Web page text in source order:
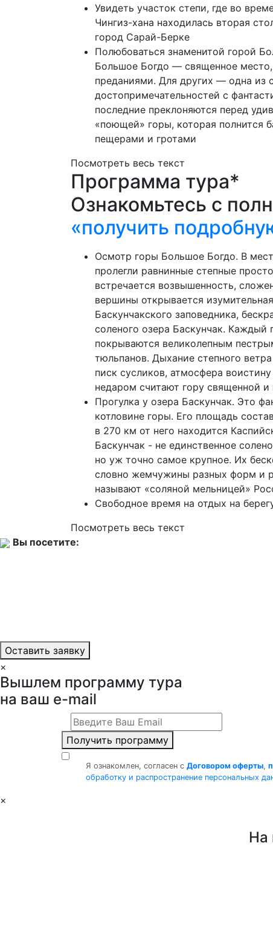
Увидеть участок степи, где во
Чингиз-хана находилась вторая
город Сарай-Берке
Полюбоваться знаменитой горой
Большое Богдо — священное место,
преданиями. Для других — одна из
достопримечательностей с
последние преклоняются перед
«поющей» горы, которая полнится
пещерами и гротами
Посмотреть весь текст
Программа тура*
Ознакомьтесь с
«получить
Осмотр горы Большое Богдо. В
пролегли равнинные степные
встречается возвышенность,
вершины открывается
Баскунчакского заповедника,
соленого озера Баскунчак. Каждый
покрываются великолепным
тюльпанов. Дыхание степного
писк сусликов, атмосфера
недаром считают гору священной
Прогулка у озера Баскунчак. Это
котловине горы. Его площадь
в 270 км от него находится
Баскунчак - не единственное
но уж точно самое крупное. Их
словно жемчужины разных форм и
называют «соляной мельницей»
Свободное время на отдых на
Посмотреть весь текст
Вы посетите:
Оставить заявку
×
Вышлем программу тура
на ваш e-mail
Получить программу
Я ознакомлен, согласен с Договором оферты,
обработку и распространение персональных
×
На